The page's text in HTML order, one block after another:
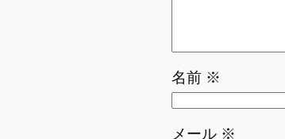
名前 ※
メール ※